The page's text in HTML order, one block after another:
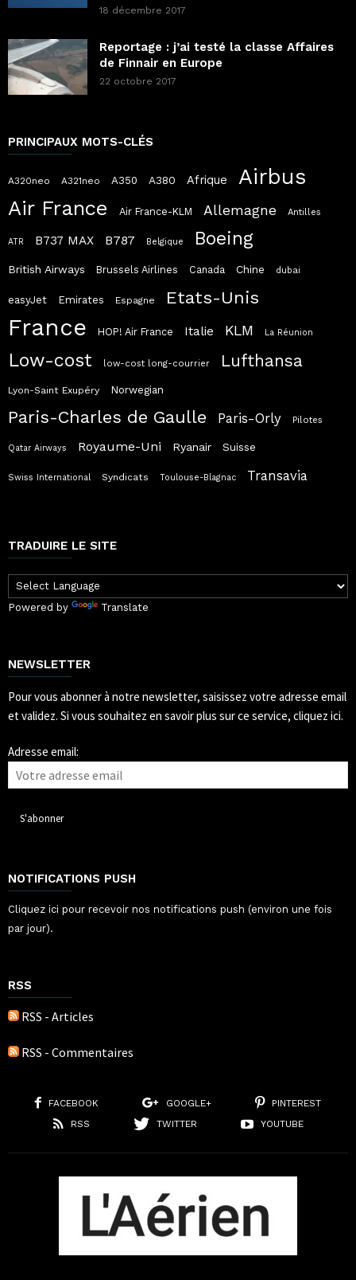
18 décembre 2017
Reportage : j’ai testé la classe Affaires
de Finnair en Europe
22 octobre 2017
PRINCIPAUX MOTS-CLÉS
A320neo A321neo A350 A380 Afrique Airbus
Air France Air France-KLM Allemagne Antilles
ATR B737 MAX B787 Belgique Boeing
British Airways Brussels Airlines Canada Chine dubai
easyJet Emirates Espagne Etats-Unis
France HOP! Air France Italie KLM La Réunion
Low-cost low-cost long-courrier Lufthansa
Lyon-Saint Exupéry Norwegian
Paris-Charles de Gaulle Paris-Orly Pilotes
Qatar Airways Royaume-Uni Ryanair Suisse
Swiss International Syndicats Toulouse-Blagnac Transavia
TRADUIRE LE SITE
Powered by Translate
NEWSLETTER
Pour vous abonner à notre newsletter, saisissez votre adresse email
et validez. Si vous souhaitez en savoir plus sur ce service, cliquez ici.
Adresse email:
NOTIFICATIONS PUSH
Cliquez ici pour recevoir nos notifications push (environ une fois
par jour).
RSS
RSS - Articles
RSS - Commentaires
FACEBOOK GOOGLE+
PINTEREST
RSS
TWITTER YOUTUBE